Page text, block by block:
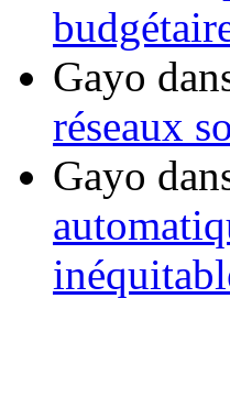
Gayo
réseaux
Gayo